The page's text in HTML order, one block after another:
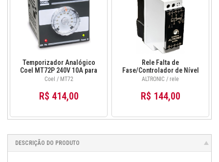
Temporizador Analógico
Coel MT72P 240V 10A para
Automação
Coel / MT72
R$ 414,00
Rele Falta de
Fase/Controlador de Nível
1REL0103 - 220-380VCA -
ALTRONIC / rele
R$ 144,00
DESCRIÇÃO DO PRODUTO